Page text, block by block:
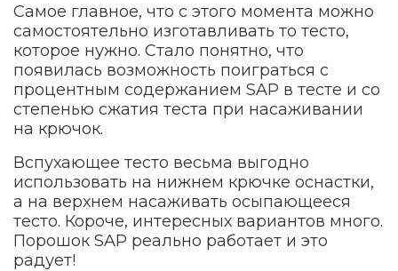
Самое главное, что с этого момента можно
самостоятельно изготавливать то тесто,
которое нужно. Стало понятно, что
появилась возможность поиграться с
процентным содержанием SAP в тесте и со
степенью сжатия теста при насаживании
на крючок.
Вспухающее тесто весьма выгодно
использовать на нижнем крючке оснастки,
а на верхнем насаживать осыпающееся
тесто. Короче, интересных вариантов много.
Порошок SAP реально работает и это
радует!